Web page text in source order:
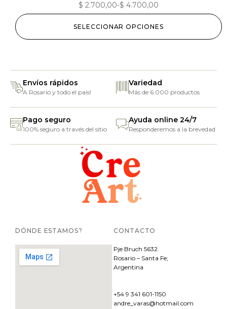
$ 2.700,00-$ 4.700,00
SELECCIONAR OPCIONES
Envíos rápidos
A Rosario y todo el país!
Variedad
Más de 6.000 productos
Pago seguro
100% seguro a través del sitio
Ayuda online 24/7
Responderemos a la brevedad
DÓNDE ESTAMOS? CONTACTO
Pje Bruch 5632.
Rosario – Santa Fe;
Argentina
+54 9 341 601-1150
andre_varas@hotmail.com